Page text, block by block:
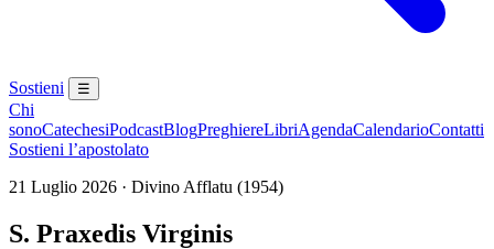
Sostieni ☰
Chi
sonoCatechesiPodcastBlogPreghiereLibriAgendaCalendarioContatti
Sostieni l’apostolato
21 Luglio 2026 · Divino Afflatu (1954)
S. Praxedis Virginis